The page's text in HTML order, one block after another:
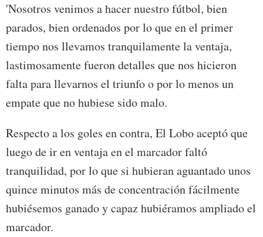
'Nosotros venimos a hacer nuestro fútbol, bien
parados, bien ordenados por lo que en el primer
tiempo nos llevamos tranquilamente la ventaja,
lastimosamente fueron detalles que nos hicieron
falta para llevarnos el triunfo o por lo menos un
empate que no hubiese sido malo.
Respecto a los goles en contra, El Lobo aceptó que
luego de ir en ventaja en el marcador faltó
tranquilidad, por lo que si hubieran aguantado unos
quince minutos más de concentración fácilmente
hubiésemos ganado y capaz hubiéramos ampliado el
marcador.